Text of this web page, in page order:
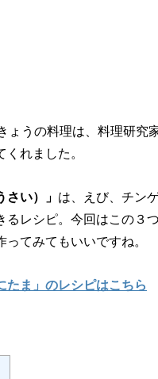
ょうの料理は、料理研究
れました。
さい）」 は、えび、チン
るレシピ。今回はこの３
てみてもいいですね。
たま」のレシピはこちら